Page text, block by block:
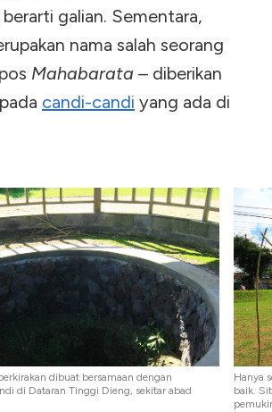
berarti galian. Sementara,
nama salah seorang
Mahabarata – diberikan
candi-candi yang ada di
dibuat bersamaan dengan
di Dataran Tinggi Dieng, sekitar abad
Hanya
baik.